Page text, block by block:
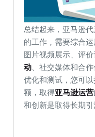
总结起来，亚马逊
的工作，需要综合运
图片视频展示、评
动 、社交媒体和合
优化和测试，您可
额，取得亚马逊运营
和创新是取得长期引